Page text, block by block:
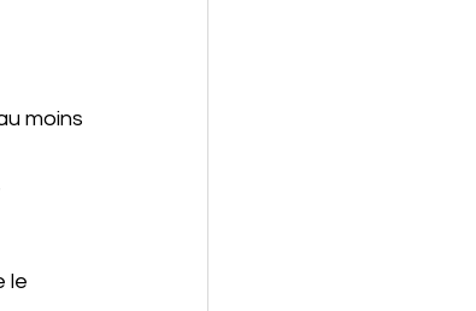
moins
le